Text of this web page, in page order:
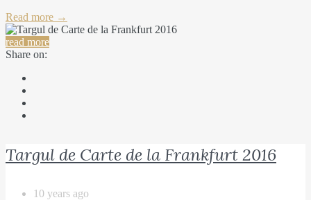
Read more →
read more
Share on:
Targul de Carte de la Frankfurt 2016
10 years ago